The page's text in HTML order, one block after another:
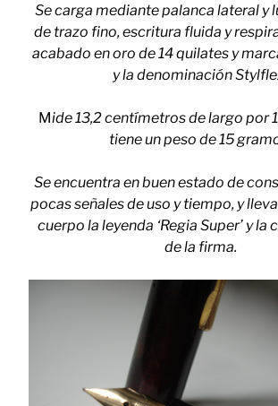
Se carga mediante palanca lateral y
de trazo fino, escritura fluida y
acabado en oro de 14 quilates y
y la denominación
Mide 13,2 centímetros de largo por
tiene un peso de 15
Se encuentra en buen estado de
pocas señales de uso y tiempo, y l
cuerpo la leyenda ‘Regia Super’ y la
de la firma.